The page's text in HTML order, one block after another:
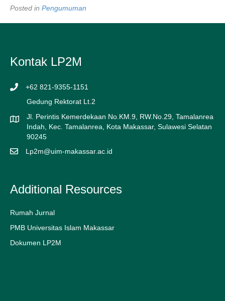
Posted in Pengumuman
Kontak LP2M
+62 821-9355-1151
Gedung Rektorat Lt.2
Jl. Perintis Kemerdekaan No.KM.9, RW.No.29, Tamalanrea
Indah, Kec. Tamalanrea, Kota Makassar, Sulawesi Selatan
90245
Lp2m@uim-makassar.ac.id
Additional Resources
Rumah Jurnal
PMB Universitas Islam Makassar
Dokumen LP2M